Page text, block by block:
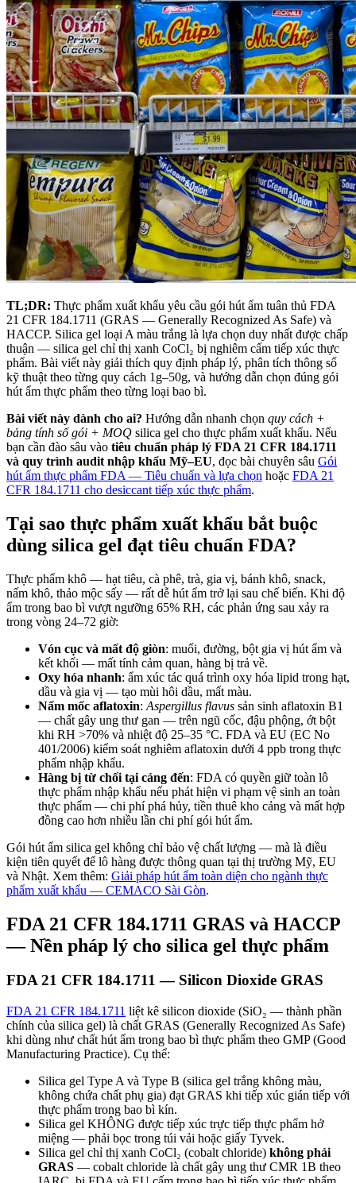
TL;DR: Thực phẩm xuất khẩu yêu cầu gói hút ẩm tuân thủ FDA
21 CFR 184.1711 (GRAS — Generally Recognized As Safe) và
HACCP. Silica gel loại A màu trắng là lựa chọn duy nhất được chấp
thuận — silica gel chỉ thị xanh CoCl₂ bị nghiêm cấm tiếp xúc thực
phẩm. Bài viết này giải thích quy định pháp lý, phân tích thông số
kỹ thuật theo từng quy cách 1g–50g, và hướng dẫn chọn đúng gói
hút ẩm thực phẩm theo từng loại bao bì.
Bài viết này dành cho ai? Hướng dẫn nhanh chọn quy cách +
bảng tính số gói + MOQ silica gel cho thực phẩm xuất khẩu. Nếu
bạn cần đào sâu vào tiêu chuẩn pháp lý FDA 21 CFR 184.1711
và quy trình audit nhập khẩu Mỹ–EU, đọc bài chuyên sâu Gói
hút ẩm thực phẩm FDA — Tiêu chuẩn và lựa chọn hoặc FDA 21
CFR 184.1711 cho desiccant tiếp xúc thực phẩm.
Tại sao thực phẩm xuất khẩu bắt buộc
dùng silica gel đạt tiêu chuẩn FDA?
Thực phẩm khô — hạt tiêu, cà phê, trà, gia vị, bánh khô, snack,
nấm khô, thảo mộc sấy — rất dễ hút ẩm trở lại sau chế biến. Khi độ
ẩm trong bao bì vượt ngưỡng 65% RH, các phản ứng sau xảy ra
trong vòng 24–72 giờ:
Vón cục và mất độ giòn: muối, đường, bột gia vị hút ẩm và
kết khối — mất tính cảm quan, hàng bị trả về.
Oxy hóa nhanh: ẩm xúc tác quá trình oxy hóa lipid trong hạt,
dầu và gia vị — tạo mùi hôi dầu, mất màu.
Nấm mốc aflatoxin: Aspergillus flavus sản sinh aflatoxin B1
— chất gây ung thư gan — trên ngũ cốc, đậu phộng, ớt bột
khi RH >70% và nhiệt độ 25–35 °C. FDA và EU (EC No
401/2006) kiểm soát nghiêm aflatoxin dưới 4 ppb trong thực
phẩm nhập khẩu.
Hàng bị từ chối tại cảng đến: FDA có quyền giữ toàn lô
thực phẩm nhập khẩu nếu phát hiện vi phạm vệ sinh an toàn
thực phẩm — chi phí phá hủy, tiền thuê kho cảng và mất hợp
đồng cao hơn nhiều lần chi phí gói hút ẩm.
Gói hút ẩm silica gel không chỉ bảo vệ chất lượng — mà là điều
kiện tiên quyết để lô hàng được thông quan tại thị trường Mỹ, EU
và Nhật. Xem thêm: Giải pháp hút ẩm toàn diện cho ngành thực
phẩm xuất khẩu — CEMACO Sài Gòn.
FDA 21 CFR 184.1711 GRAS và HACCP
— Nền pháp lý cho silica gel thực phẩm
FDA 21 CFR 184.1711 — Silicon Dioxide GRAS
FDA 21 CFR 184.1711 liệt kê silicon dioxide (SiO₂ — thành phần
chính của silica gel) là chất GRAS (Generally Recognized As Safe)
khi dùng như chất hút ẩm trong bao bì thực phẩm theo GMP (Good
Manufacturing Practice). Cụ thể:
Silica gel Type A và Type B (silica gel trắng không màu,
không chứa chất phụ gia) đạt GRAS khi tiếp xúc gián tiếp với
thực phẩm trong bao bì kín.
Silica gel KHÔNG được tiếp xúc trực tiếp thực phẩm hở
miệng — phải bọc trong túi vải hoặc giấy Tyvek.
Silica gel chỉ thị xanh CoCl₂ (cobalt chloride) không phải
GRAS — cobalt chloride là chất gây ung thư CMR 1B theo